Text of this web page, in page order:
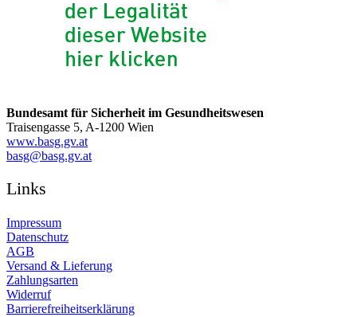
Bundesamt für Sicherheit im Gesundheitswesen
Traisengasse 5, A-1200 Wien
www.basg.gv.at
ta.vg.gsab@gsab
Links
Impressum
Datenschutz
AGB
Versand & Lieferung
Zahlungsarten
Widerruf
Barrierefreiheitserklärung